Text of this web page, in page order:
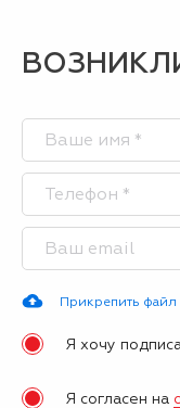
Прикрепить файл
Я хочу
Я согласен на